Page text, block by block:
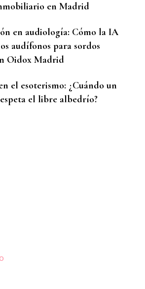
en Madrid
en audiología: Cómo la IA
audífonos para sordos
Oidox Madrid
el esoterismo: ¿Cuándo un
el libre albedrío?